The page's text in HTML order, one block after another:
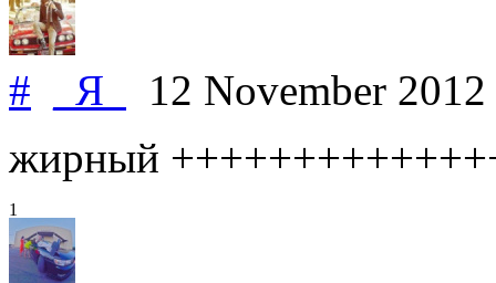
# _Я_
12 November 2012
жирный
1